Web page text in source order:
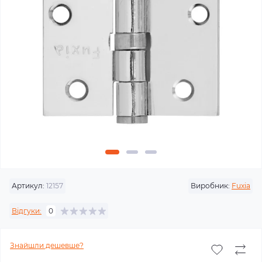
Артикул: 12157 Виробник: Fuxia
Відгуки: 0
Знайшли дешевше?